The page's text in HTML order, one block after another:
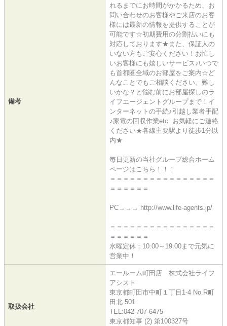
備考
れるまでにお時間がかかるため、お
問い合わせのお客様やご来店のお客
様には最新の情報を提供することが
可能です☆初期費用の分割払いにも
対応しております★また、保証人の
いない方もご安心ください！お忙し
いお客様にも嬉しいサービス♪いつで
も首都圏全域のお部屋をご案内☆ど
んなことでもご相談ください。難し
いかな？と悩む前にお部屋探しのラ
イフエージェントグループまで！イ
ンターネットの手続♪引越し業者手配
♪家電の回収作業etc..お気軽にご連絡
ください★各線主要駅より徒歩1分以
内★
毎日更新の当社グループ総合ホーム
ページはこちら！！！
＝＝＝＝＝＝＝＝＝＝＝＝＝＝＝＝
＝＝＝＝＝＝
PC→→→ http://www.life-agents.jp/
＝＝＝＝＝＝＝＝＝＝＝＝＝＝＝＝
＝＝＝＝＝＝
水曜定休：10:00～19:00まで元気に
営業中！
取扱会社
エールーム町田店 株式会社ライフ
アシスト
東京都町田市中町１丁目1-4 No.R町
田北 501
TEL:042-707-6475
東京都知事 (2) 第100327号